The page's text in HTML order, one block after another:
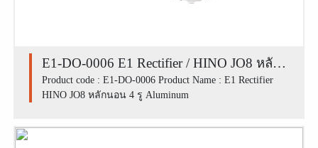
E1-DO-0006 E1 Rectifier / HINO JO8 หลัก
นอน 4 รู Aluminum
Product code : E1-DO-0006 Product Name : E1 Rectifier
HINO JO8 หลักนอน 4 รู Aluminum